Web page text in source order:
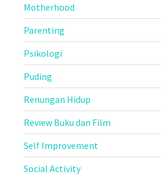
Motherhood
Parenting
Psikologi
Puding
Renungan Hidup
Review Buku dan Film
Self Improvement
Social Activity